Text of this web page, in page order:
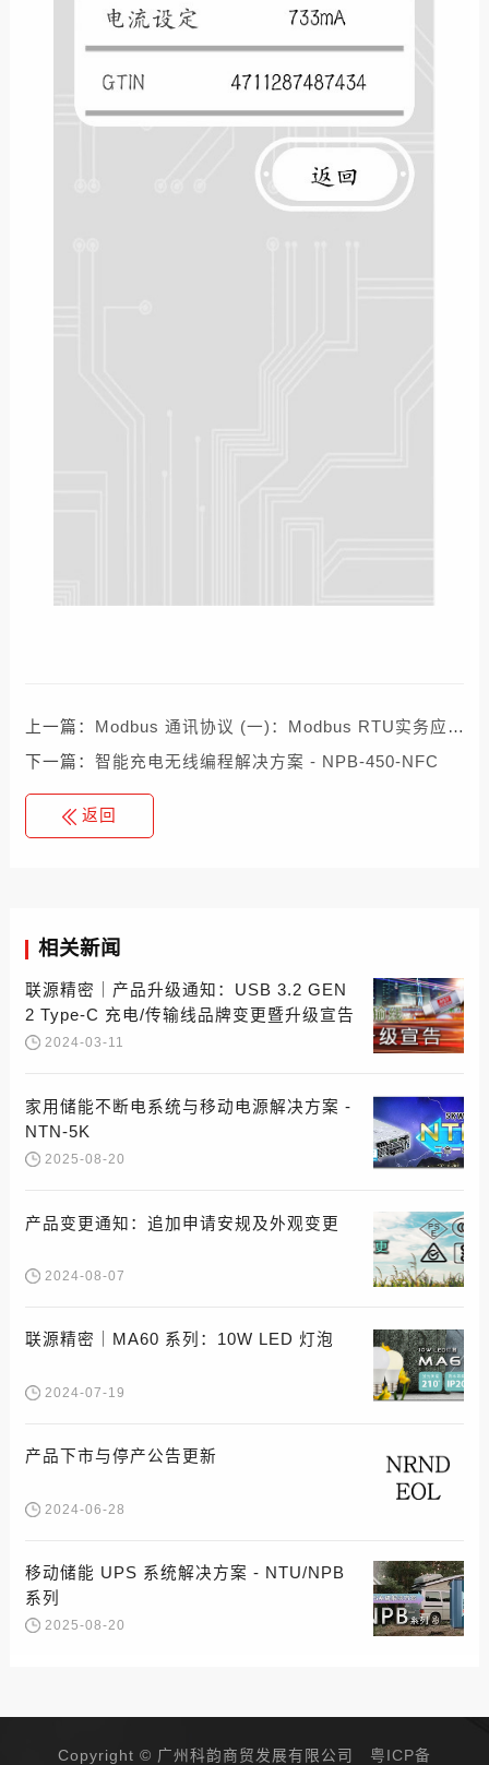
上一篇：
Modbus 通讯协议 (一)：Modbus RTU实务应用说明
下一篇： 智能充电无线编程解决方案 - NPB-450-NFC
返回
相关新闻
联源精密｜产品升级通知：USB 3.2 GEN
2 Type-C 充电/传输线品牌变更暨升级宣告
2024-03-11
家用储能不断电系统与移动电源解决方案 -
NTN-5K
2025-08-20
产品变更通知：追加申请安规及外观变更
2024-08-07
联源精密｜MA60 系列：10W LED 灯泡
2024-07-19
产品下市与停产公告更新
2024-06-28
移动储能 UPS 系统解决方案 - NTU/NPB
系列
2025-08-20
Copyright © 广州科韵商贸发展有限公司 粤ICP备